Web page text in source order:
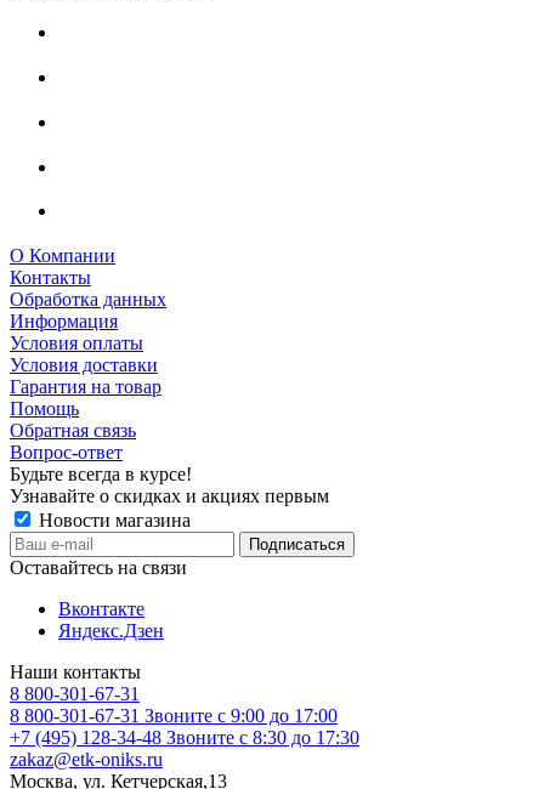
О Компании
Контакты
Обработка данных
Информация
Условия оплаты
Условия доставки
Гарантия на товар
Помощь
Обратная связь
Вопрос-ответ
Будьте всегда в курсе!
Узнавайте о скидках и акциях первым
Новости магазина
Оставайтесь на связи
Вконтакте
Яндекс.Дзен
Наши контакты
8 800-301-67-31
8 800-301-67-31 Звоните с 9:00 до 17:00
+7 (495) 128-34-48 Звоните с 8:30 до 17:30
zakaz@etk-oniks.ru
Москва, ул. Кетчерская,13